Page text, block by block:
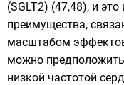
(SGLT2) (47,48), и
преимущества,
масштабом
можно
низкой частотой